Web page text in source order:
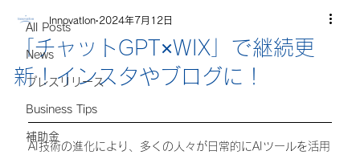
All Posts
News
プレスリリース
Business Tips
補助金
「チャットGPT×WIX」で継続更
新！インスタやブログに！
InnovatIon 2024年7月12日
AI技術の進化により、多くの人々が日常的にAIツールを活用